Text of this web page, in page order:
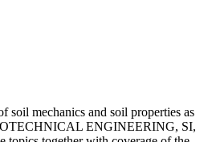
soil mechanics and soil properties as
ENGINEERING, SI,